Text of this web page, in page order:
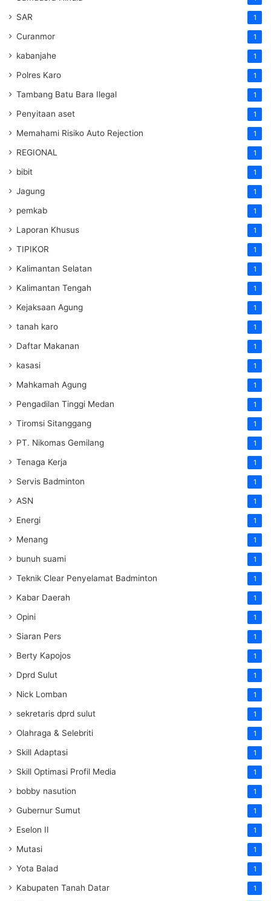
SAR 1
Curanmor 1
kabanjahe 1
Polres Karo 1
Tambang Batu Bara Ilegal 1
Penyitaan aset 1
Memahami Risiko Auto Rejection 1
REGIONAL 1
bibit 1
Jagung 1
pemkab 1
Laporan Khusus 1
TIPIKOR 1
Kalimantan Selatan 1
Kalimantan Tengah 1
Kejaksaan Agung 1
tanah karo 1
Daftar Makanan 1
kasasi 1
Mahkamah Agung 1
Pengadilan Tinggi Medan 1
Tiromsi Sitanggang 1
PT. Nikomas Gemilang 1
Tenaga Kerja 1
Servis Badminton 1
ASN 1
Energi 1
Menang 1
bunuh suami 1
Teknik Clear Penyelamat Badminton 1
Kabar Daerah 1
Opini 1
Siaran Pers 1
Berty Kapojos 1
Dprd Sulut 1
Nick Lomban 1
sekretaris dprd sulut 1
Olahraga & Selebriti 1
Skill Adaptasi 1
Skill Optimasi Profil Media 1
bobby nasution 1
Gubernur Sumut 1
Eselon II 1
Mutasi 1
Yota Balad 1
Kabupaten Tanah Datar 1